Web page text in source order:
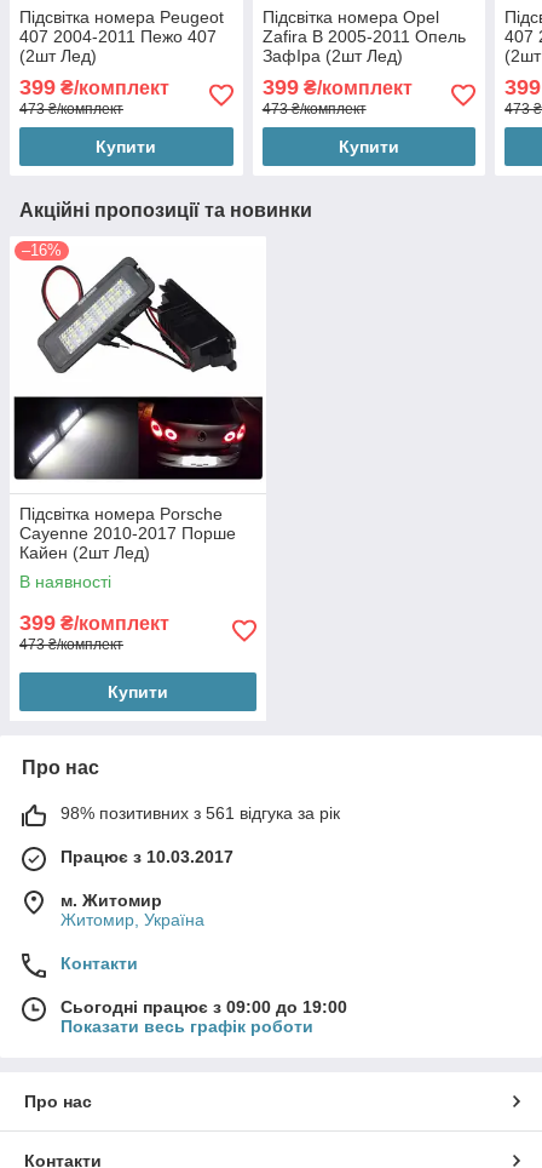
Підсвітка номера Peugeot
407 2004-2011 Пежо 407
(2шт Лед)
399 ₴/комплект
473 ₴/комплект
Купити
Підсвітка номера Opel
Zafira B 2005-2011 Опель
ЗафІра (2шт Лед)
399₴/комплект
473 ₴/комплект
Купити
407
399
473
Акційні пропозиції та новинки
–16%
Підсвітка номера Porsche
Cayenne 2010-2017 Порше
Кайен (2шт Лед)
В наявності
399 ₴/комплект
473 ₴/комплект
Купити
Про нас
98% позитивних з 561 відгука за рік
Працює з 10.03.2017
м. Житомир
Житомир, Україна
Контакти
Сьогодні працює з 09:00 до 19:00
Показати весь графік роботи
Про нас
Контакти